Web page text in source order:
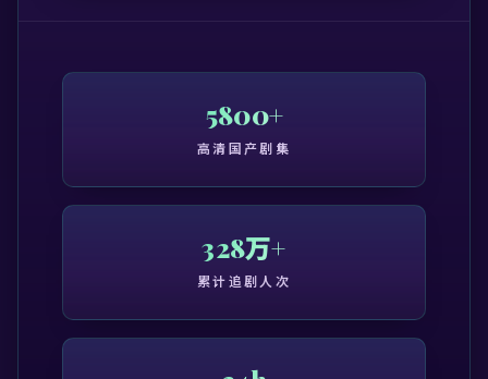
5800+
高清国产剧集
328万+
累计追剧人次